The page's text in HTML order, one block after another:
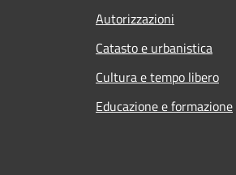
Autorizzazioni
Catasto e urbanistica
Cultura e tempo libero
Educazione e formazione